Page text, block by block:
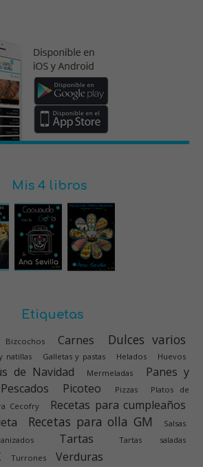
Mis 4 libros
Etiquetas
Bizcochos Carnes Dulces varios
natillas Galletas y pastas Helados Huevos
de Navidad Mermeladas
Panes y
Pescados Picoteo Pizzas
Platos de
Cecofry
Recetas para cumpleaños
Recetas para olla GM
Salsas
Tartas Tartas saladas
Turrones Verduras